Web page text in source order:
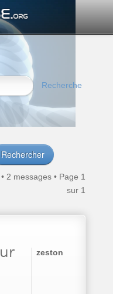
Recherche
• 2 messages • Page 1
sur 1
zeston